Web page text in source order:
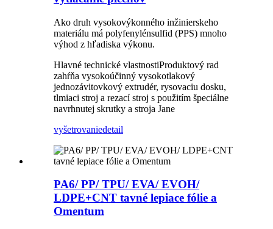
Ako druh vysokovýkonného inžinierskeho
materiálu má polyfenylénsulfid (PPS) mnoho
výhod z hľadiska výkonu.
Hlavné technické vlastnostiProduktový rad
zahŕňa vysokoúčinný vysokotlakový
jednozávitovkový extrudér, rysovaciu dosku,
tlmiaci stroj a rezací stroj s použitím špeciálne
navrhnutej skrutky a stroja Jane
vyšetrovaniedetail
PA6/ PP/ TPU/ EVA/ EVOH/
LDPE+CNT tavné lepiace fólie a
Omentum